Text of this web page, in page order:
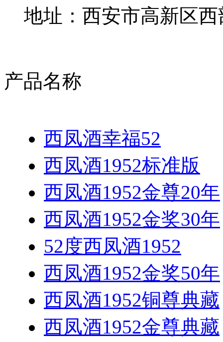
地址：西安市高新区西
产品名称
西凤酒幸福52
西凤酒1952标准版
西凤酒1952金尊20年
西凤酒1952金奖30年
52度西凤酒1952
西凤酒1952金奖50年
西凤酒1952铜尊典藏
西凤酒1952金尊典藏